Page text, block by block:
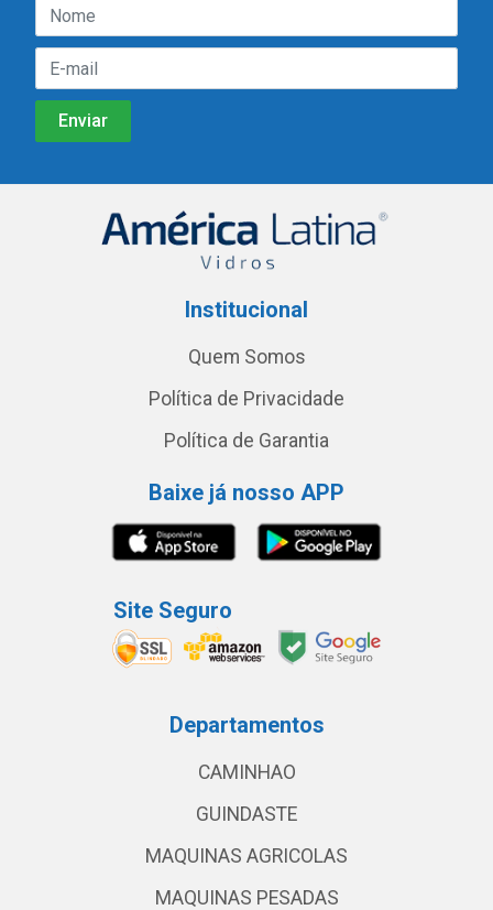
Institucional
Quem Somos
Política de Privacidade
Política de Garantia
Baixe já nosso APP
Site Seguro
Departamentos
CAMINHAO
GUINDASTE
MAQUINAS AGRICOLAS
MAQUINAS PESADAS